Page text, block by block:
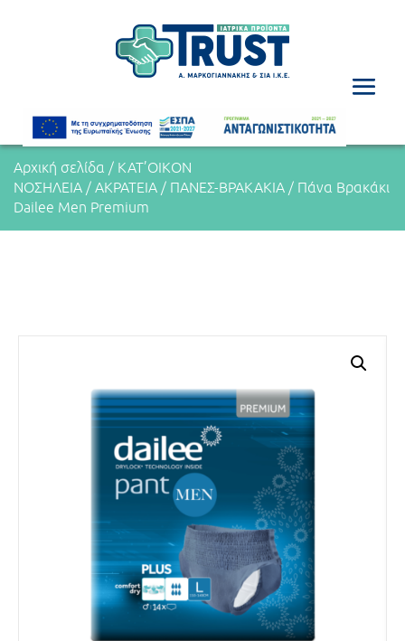
Αρχική σελίδα / ΚΑΤ’ΟΙΚΟΝ
ΝΟΣΗΛΕΙΑ / ΑΚΡΑΤΕΙΑ / ΠΑΝΕΣ-ΒΡΑΚΑΚΙΑ / Πάνα Βρακάκι
Dailee Men Premium